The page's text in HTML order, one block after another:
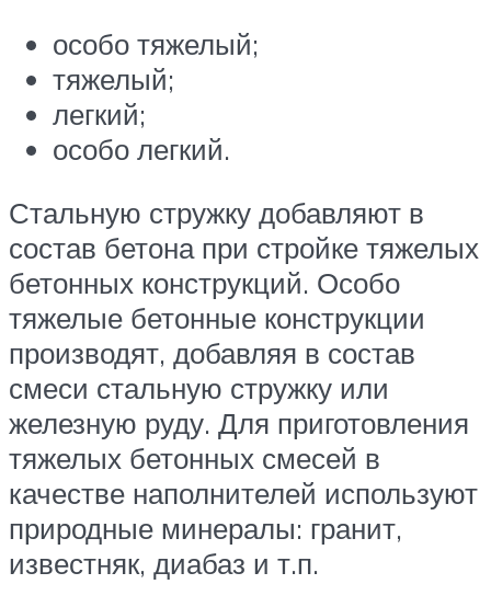
особо тяжелый;
тяжелый;
легкий;
особо легкий.
Стальную стружку добавляют в
состав бетона при стройке тяжелых
бетонных конструкций. Особо
тяжелые бетонные конструкции
производят, добавляя в состав
смеси стальную стружку или
железную руду. Для приготовления
тяжелых бетонных смесей в
качестве наполнителей используют
природные минералы: гранит,
известняк, диабаз и т.п.